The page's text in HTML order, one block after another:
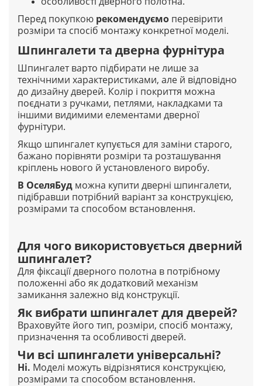
Перед покупкою рекомендуємо перевірити
розміри та спосіб монтажу конкретної моделі.
Шпингалети та дверна фурнітура
Шпингалет варто підбирати не лише за
технічними характеристиками, але й відповідно
до дизайну дверей. Колір і покриття можна
поєднати з ручками, петлями, накладками та
іншими видимими елементами дверної
фурнітури.
Якщо шпингалет купується для заміни старого,
бажано порівняти розміри та розташування
кріплень нового й установленого виробу.
В ОселяБуд можна купити дверні шпингалети,
підібравши потрібний варіант за конструкцією,
розмірами та способом встановлення.
Для чого використовується дверний
шпингалет?
Для фіксації дверного полотна в потрібному
положенні або як додатковий механізм
замикання залежно від конструкції.
Як вибрати шпингалет для дверей?
Враховуйте його тип, розміри, спосіб монтажу,
призначення та особливості дверей.
Чи всі шпингалети універсальні?
Ні. Моделі можуть відрізнятися конструкцією,
розмірами та способом встановлення.